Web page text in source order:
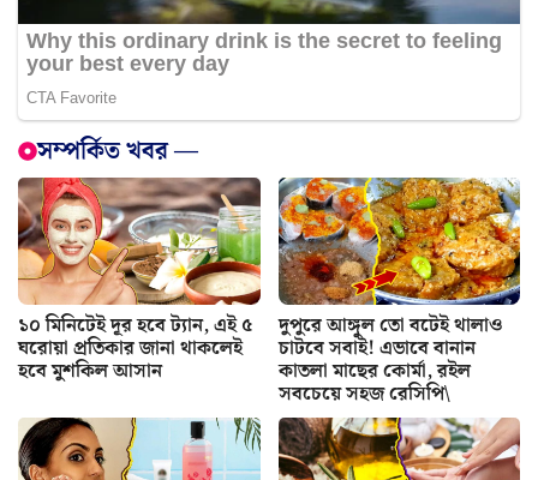
সম্পর্কিত খবর —
১০ মিনিটেই দূর হবে ট্যান, এই ৫
ঘরোয়া প্রতিকার জানা থাকলেই
হবে মুশকিল আসান
দুপুরে আঙ্গুল তো বটেই থালাও
চাটবে সবাই! এভাবে বানান
কাতলা মাছের কোর্মা, রইল
সবচেয়ে সহজ রেসিপি\